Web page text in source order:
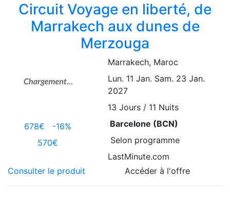
Circuit Voyage en liberté, de
Marrakech aux dunes de
Merzouga
678€ -16%
570€
Marrakech, Maroc
Lun. 11 Jan. Sam. 23 Jan.
2027
13 Jours / 11 Nuits
Barcelone (BCN)
Selon programme
LastMinute.com
Consulter le produit
Accéder à l'offre